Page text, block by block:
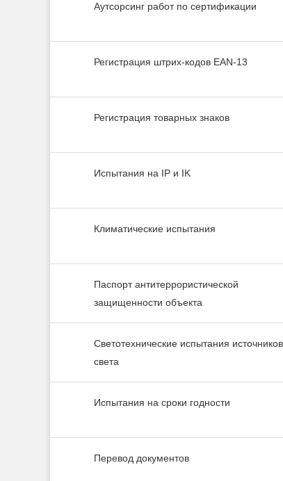
Аутсорсинг работ по сертификации
Регистрация штрих-кодов EAN-13
Регистрация товарных знаков
Испытания на IP и IK
Климатические испытания
Паспорт антитеррористической
защищенности объекта
Светотехнические испытания источников
света
Испытания на сроки годности
Перевод документов